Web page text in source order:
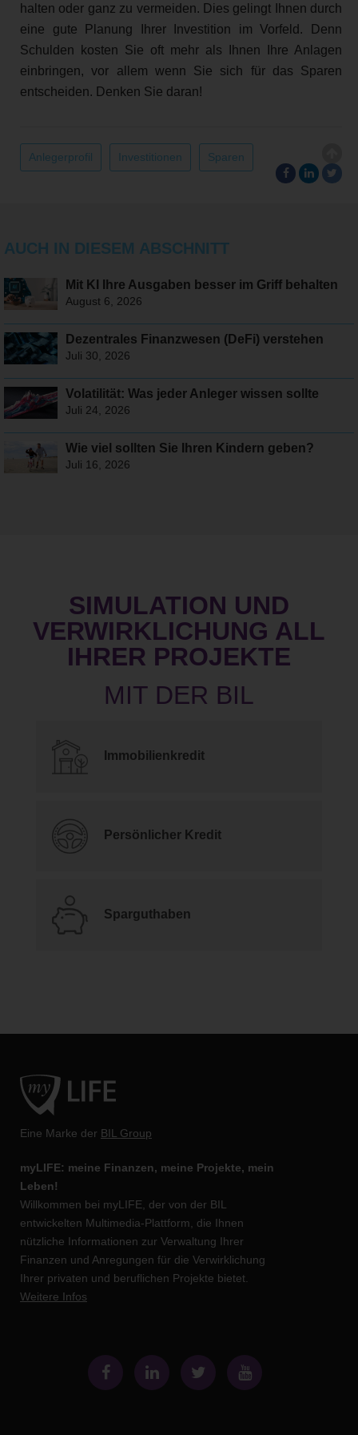
halten oder ganz zu vermeiden. Dies gelingt Ihnen durch
eine gute Planung Ihrer Investition im Vorfeld. Denn
Schulden kosten Sie oft mehr als Ihnen Ihre Anlagen
einbringen, vor allem wenn Sie sich für das Sparen
entscheiden. Denken Sie daran!
Anlegerprofil Investitionen Sparen
AUCH IN DIESEM ABSCHNITT
Mit KI Ihre Ausgaben besser im Griff behalten
August 6, 2026
Dezentrales Finanzwesen (DeFi) verstehen
Juli 30, 2026
Volatilität: Was jeder Anleger wissen sollte
Juli 24, 2026
Wie viel sollten Sie Ihren Kindern geben?
Juli 16, 2026
SIMULATION UND
VERWIRKLICHUNG ALL
IHRER PROJEKTE
Immobilienkredit
Persönlicher Kredit
Sparguthaben
Eine Marke der BIL Group
myLIFE: meine Finanzen, meine Projekte, mein
Leben!
Willkommen bei myLIFE, der von der BIL
entwickelten Multimedia-Plattform, die Ihnen
nützliche Informationen zur Verwaltung Ihrer
Finanzen und Anregungen für die Verwirklichung
Ihrer privaten und beruflichen Projekte bietet.
Weitere Infos